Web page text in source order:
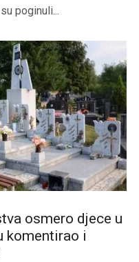
poginuli...
osmero djece u
komentirao i